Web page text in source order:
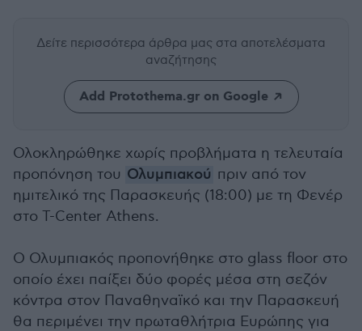
Δείτε περισσότερα άρθρα μας στα αποτελέσματα
αναζήτησης
Add Protothema.gr on Google
Ολοκληρώθηκε χωρίς προβλήματα η τελευταία
προπόνηση του Ολυμπιακού πριν από τον
ημιτελικό της Παρασκευής (18:00) με τη Φενέρ
στο T-Center Athens.
Ο Ολυμπιακός προπονήθηκε στο glass floor στο
οποίο έχει παίξει δύο φορές μέσα στη σεζόν
κόντρα στον Παναθηναϊκό και την Παρασκευή
θα περιμένει την πρωταθλήτρια Ευρώπης για